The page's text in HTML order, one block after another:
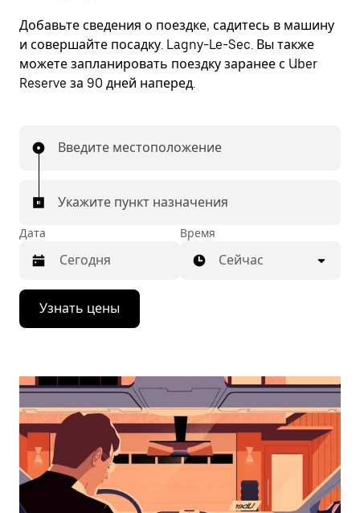
Добавьте сведения о поездке, садитесь в машину
и совершайте посадку. Lagny-Le-Sec. Вы также
можете запланировать поездку заранее с Uber
Reserve за 90 дней наперед.
Введите местоположение
Укажите пункт назначения
Дата
Нажмите
стрелку
вниз,
календарю
выбрать
дату.
Чтобы
закрыть
календарь,
нажмите
Esc.
Время
Сейчас
Узнать цены